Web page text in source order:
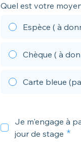
Quel est votre
Espèce ( à
Chèque ( à
Carte bleue
Je m'engage à
jour de stage